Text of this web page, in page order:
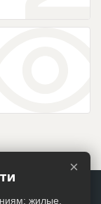
×
жилые,